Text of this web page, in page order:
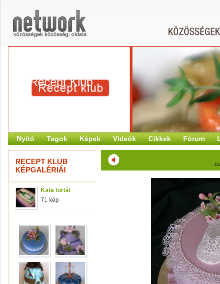
Recept Klub
Nyitó Tagok Képek Videók Cikkek Fórum
RECEPT KLUB
KÉPGALÉRIÁI
Kata tortái
71 kép